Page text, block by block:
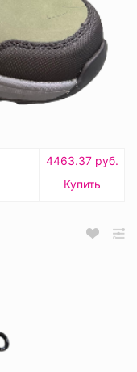
4463.37 руб.
Купить